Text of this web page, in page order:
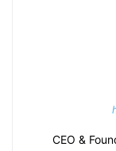
CEO &